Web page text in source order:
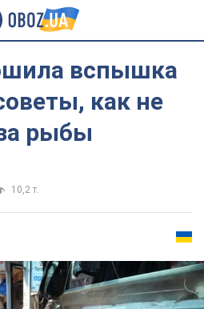
вспышка
как не
рыбы
10,2 т.